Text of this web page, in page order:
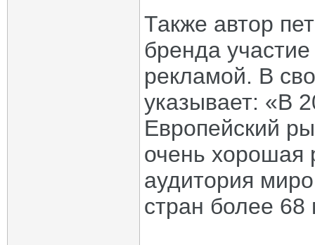
Также автор
бренда
рекламой. В
указывает: «В
Европейский
очень хорошая
аудитория
стран более